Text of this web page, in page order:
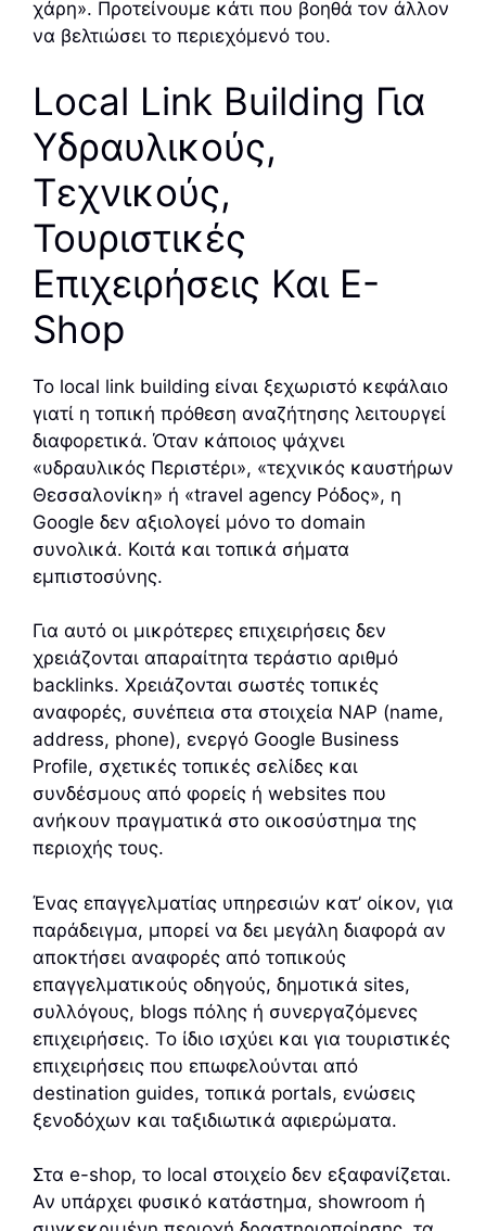
χάρη». Προτείνουμε κάτι που βοηθά τον άλλον
να βελτιώσει το περιεχόμενό του.
Local Link Building Για
Υδραυλικούς,
Τεχνικούς,
Τουριστικές
Επιχειρήσεις Και E-
Shop
Το local link building είναι ξεχωριστό κεφάλαιο
γιατί η τοπική πρόθεση αναζήτησης λειτουργεί
διαφορετικά. Όταν κάποιος ψάχνει
«υδραυλικός Περιστέρι», «τεχνικός καυστήρων
Θεσσαλονίκη» ή «travel agency Ρόδος», η
Google δεν αξιολογεί μόνο το domain
συνολικά. Κοιτά και τοπικά σήματα
εμπιστοσύνης.
Για αυτό οι μικρότερες επιχειρήσεις δεν
χρειάζονται απαραίτητα τεράστιο αριθμό
backlinks. Χρειάζονται σωστές τοπικές
αναφορές, συνέπεια στα στοιχεία NAP (name,
address, phone), ενεργό Google Business
Profile, σχετικές τοπικές σελίδες και
συνδέσμους από φορείς ή websites που
ανήκουν πραγματικά στο οικοσύστημα της
περιοχής τους.
Ένας επαγγελματίας υπηρεσιών κατ’ οίκον, για
παράδειγμα, μπορεί να δει μεγάλη διαφορά αν
αποκτήσει αναφορές από τοπικούς
επαγγελματικούς οδηγούς, δημοτικά sites,
συλλόγους, blogs πόλης ή συνεργαζόμενες
επιχειρήσεις. Το ίδιο ισχύει και για τουριστικές
επιχειρήσεις που επωφελούνται από
destination guides, τοπικά portals, ενώσεις
ξενοδόχων και ταξιδιωτικά αφιερώματα.
Στα e-shop, το local στοιχείο δεν εξαφανίζεται.
Αν υπάρχει φυσικό κατάστημα, showroom ή